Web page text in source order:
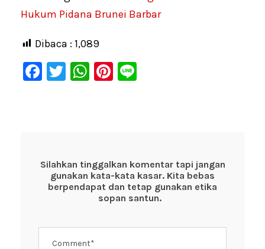
Hukum Pidana Brunei Barbar
Dibaca : 1,089
F
o
o
T
W
p
p
Pi
Silahkan tinggalkan komentar tapi jangan
gunakan kata-kata kasar. Kita bebas
berpendapat dan tetap gunakan etika
sopan santun.